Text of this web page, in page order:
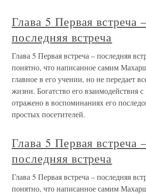
Глава 5 Первая встреча –
последняя встреча
Глава 5 Первая встреча – последняя
понятно, что написанное самим
главное в его учении, но не передает
жизни. Богатство его взаимодействия
отражено в воспоминаниях его
простых посетителей.
Глава 5 Первая встреча –
последняя встреча
Глава 5 Первая встреча – последняя
понятно, что написанное самим